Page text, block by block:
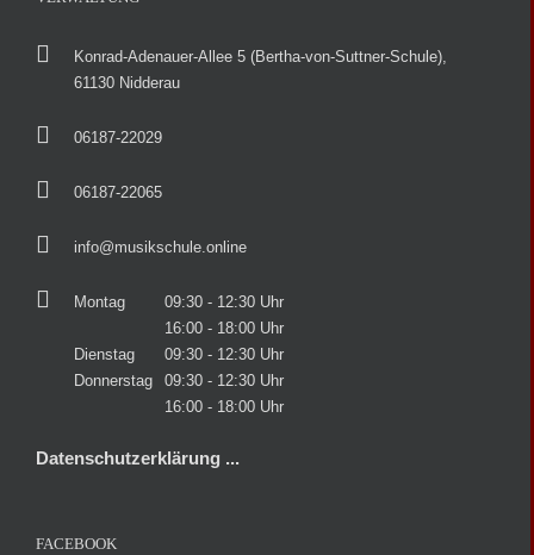
Konrad-Adenauer-Allee 5 (Bertha-von-Suttner-Schule),
61130 Nidderau
06187-22029
06187-22065
info@musikschule.online
Montag
09:30 - 12:30 Uhr
16:00 - 18:00 Uhr
Dienstag
09:30 - 12:30 Uhr
Donnerstag
09:30 - 12:30 Uhr
16:00 - 18:00 Uhr
Datenschutzerklärung ...
FACEBOOK